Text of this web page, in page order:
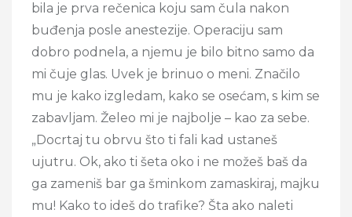
bila je prva rečenica koju sam čula nakon
buđenja posle anestezije. Operaciju sam
dobro podnela, a njemu je bilo bitno samo da
mi čuje glas. Uvek je brinuo o meni. Značilo
mu je kako izgledam, kako se osećam, s kim se
zabavljam. Želeo mi je najbolje – kao za sebe.
„Docrtaj tu obrvu što ti fali kad ustaneš
ujutru. Ok, ako ti šeta oko i ne možeš baš da
ga zameniš bar ga šminkom zamaskiraj, majku
mu! Kako to ideš do trafike? Šta ako naleti